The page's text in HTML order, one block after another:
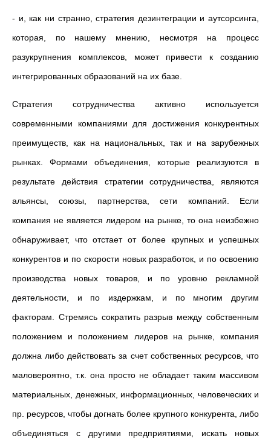
- и, как ни странно, стратегия дезинтеграции и аутсорсинга,
которая, по нашему мнению, несмотря на процесс
разукрупнения комплексов, может привести к созданию
интегрированных образований на их базе.
Стратегия сотрудничества активно используется
современными компаниями для достижения конкурентных
преимуществ, как на национальных, так и на зарубежных
рынках. Формами объединения, которые реализуются в
результате действия стратегии сотрудничества, являются
альянсы, союзы, партнерства, сети компаний. Если
компания не является лидером на рынке, то она неизбежно
обнаруживает, что отстает от более крупных и успешных
конкурентов и по скорости новых разработок, и по освоению
производства новых товаров, и по уровню рекламной
деятельности, и по издержкам, и по многим другим
факторам. Стремясь сократить разрыв между собственным
положением и положением лидеров на рынке, компания
должна либо действовать за счет собственных ресурсов, что
маловероятно, т.к. она просто не обладает таким массивом
материальных, денежных, информационных, человеческих и
пр. ресурсов, чтобы догнать более крупного конкурента, либо
объединяться с другими предприятиями, искать новых